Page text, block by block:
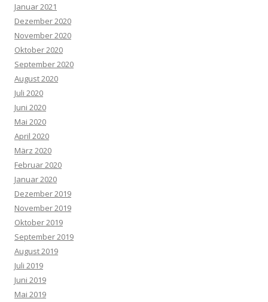
Januar 2021
Dezember 2020
November 2020
Oktober 2020
September 2020
August 2020
Juli 2020
Juni 2020
Mai 2020
April 2020
März 2020
Februar 2020
Januar 2020
Dezember 2019
November 2019
Oktober 2019
September 2019
August 2019
Juli 2019
Juni 2019
Mai 2019